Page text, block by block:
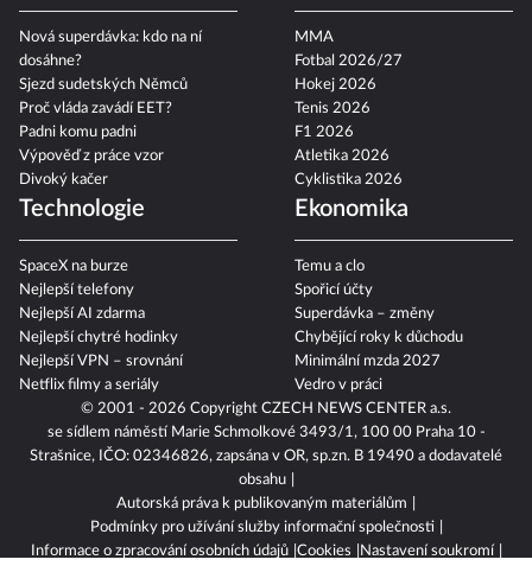
© 2001 - 2026 Copyright CZECH NEWS CENTER a.s.
se sídlem náměstí Marie Schmolkové 3493/1, 100 00 Praha 10 -
Strašnice, IČO: 02346826, zapsána v OR, sp.zn. B 19490 a dodavatelé
obsahu
Autorská práva k publikovaným materiálům
Podmínky pro užívání služby informační společnosti
Informace o zpracování osobních údajů Cookies
Nastavení soukromí
Nová superdávka: kdo na ní
dosáhne?
Sjezd sudetských Němců
Proč vláda zavádí EET?
Padni komu padni
Výpověď z práce vzor
Divoký kačer
MMA
Fotbal 2026/27
Hokej 2026
Tenis 2026
F1 2026
Atletika 2026
Cyklistika 2026
Technologie
SpaceX na burze
Nejlepší telefony
Nejlepší AI zdarma
Nejlepší chytré hodinky
Nejlepší VPN – srovnání
Netflix filmy a seriály
Ekonomika
Temu a clo
Spořicí účty
Superdávka – změny
Chybějící roky k důchodu
Minimální mzda 2027
Vedro v práci